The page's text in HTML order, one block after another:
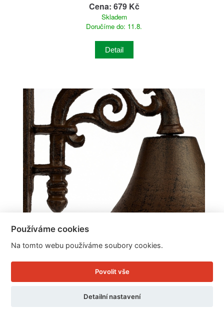
Cena: 679 Kč
Skladem
Doručíme do: 11.8.
Detail
Domovní zvonek venkovní 20cm
Používáme cookies
Na tomto webu používáme soubory cookies.
Povolit vše
Detailní nastavení